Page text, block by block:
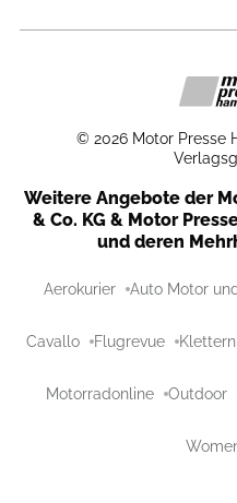
© 2026 Motor Presse
Weitere Angebote der
& Co. KG & Motor
und deren
Aerokurier Auto Motor
Cavallo Flugrevue Klettern
Motorradonline Outdoor